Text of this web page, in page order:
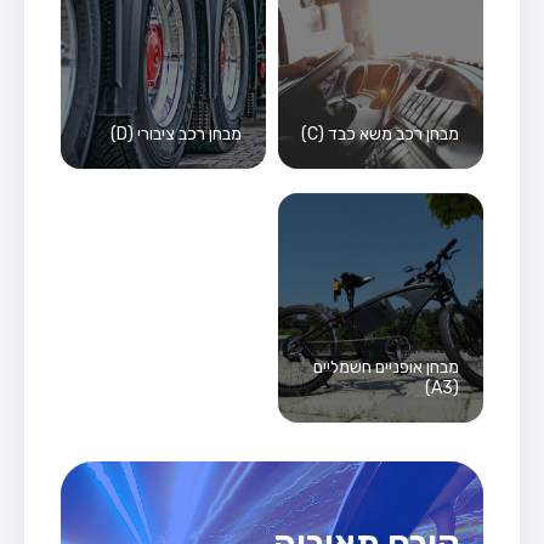
מבחן רכב משא כבד (C) מבחן רכב ציבורי (D)
מבחן אופניים חשמליים
(A3)